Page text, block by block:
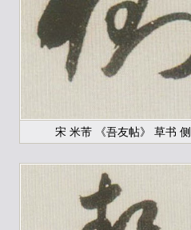
宋 米芾 《吾友帖》 草书 侧